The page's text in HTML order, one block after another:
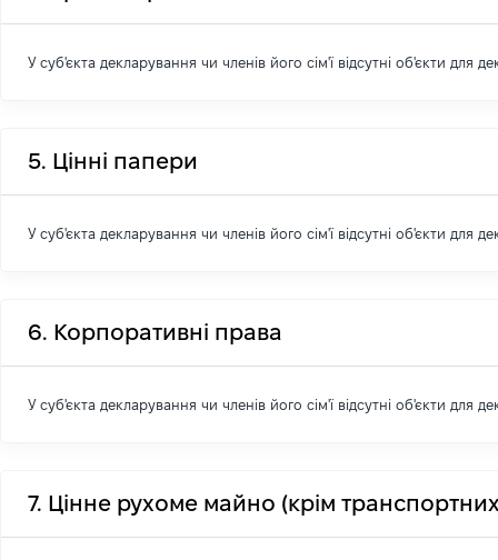
У суб'єкта декларування чи членів його сім'ї відсутні об'єкти для
5. Цінні папери
У суб'єкта декларування чи членів його сім'ї відсутні об'єкти для
6. Корпоративні права
У суб'єкта декларування чи членів його сім'ї відсутні об'єкти для
7. Цінне рухоме майно (крім